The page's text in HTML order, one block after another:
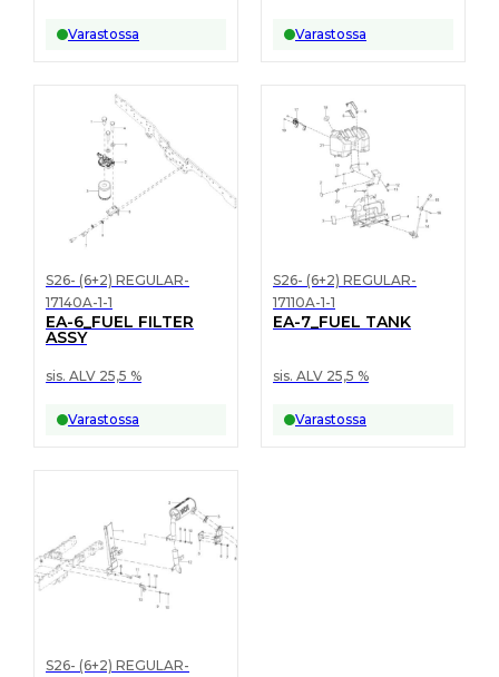
Varastossa Varastossa
S26- (6+2) REGULAR-
17140A-1-1
EA-6_FUEL FILTER
ASSY
sis. ALV 25,5 %
Varastossa
S26- (6+2) REGULAR-
17110A-1-1
EA-7_FUEL TANK
sis. ALV 25,5 %
Varastossa
S26- (6+2) REGULAR-